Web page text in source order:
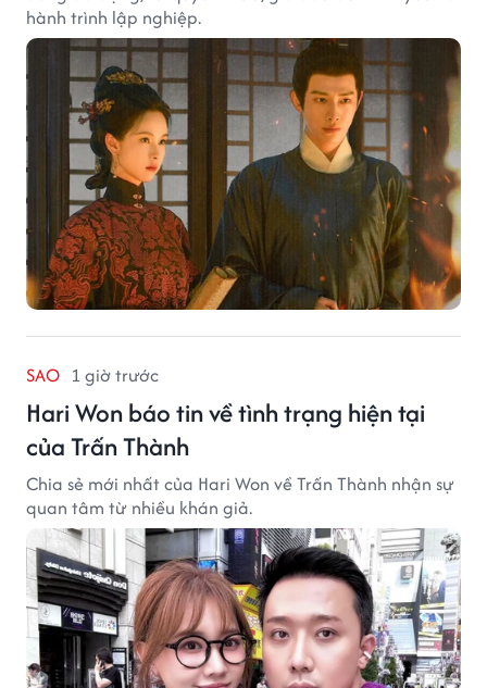
hành trình lập nghiệp.
SAO 1 giờ trước
Hari Won báo tin về tình trạng hiện tại
của Trấn Thành
Chia sẻ mới nhất của Hari Won về Trấn Thành nhận sự
quan tâm từ nhiều khán giả.